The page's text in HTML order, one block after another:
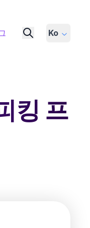
Ko
킹 프